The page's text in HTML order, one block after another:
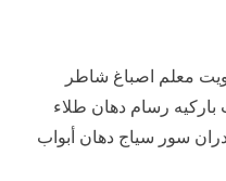
معلم اصباغ شاطر
رسام دهان طلاء
سور سياج دهان أبواب